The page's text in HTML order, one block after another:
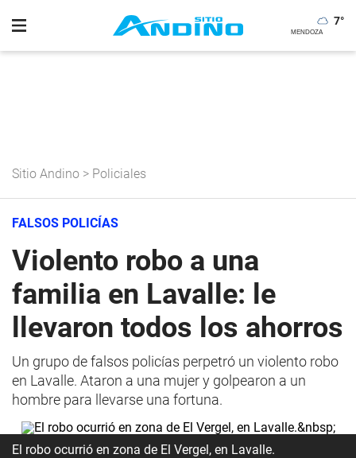
7°
Sitio Andino > Policiales
FALSOS POLICÍAS
Violento robo a una
familia en Lavalle: le
llevaron todos los ahorros
Un grupo de falsos policías perpetró un violento robo
en Lavalle. Ataron a una mujer y golpearon a un
hombre para llevarse una fortuna.
El robo ocurrió en zona de El Vergel, en Lavalle.